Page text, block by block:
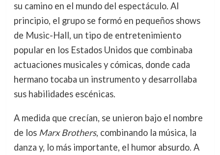
su camino en el mundo del espectáculo. Al
principio, el grupo se formó en pequeños shows
de Music-Hall, un tipo de entretenimiento
popular en los Estados Unidos que combinaba
actuaciones musicales y cómicas, donde cada
hermano tocaba un instrumento y desarrollaba
sus habilidades escénicas.
A medida que crecían, se unieron bajo el nombre
de los Marx Brothers, combinando la música, la
danza y, lo más importante, el humor absurdo. A